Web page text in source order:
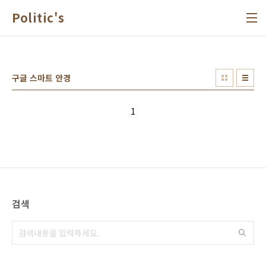
Politic's
구글 스마트 안경
1
검색